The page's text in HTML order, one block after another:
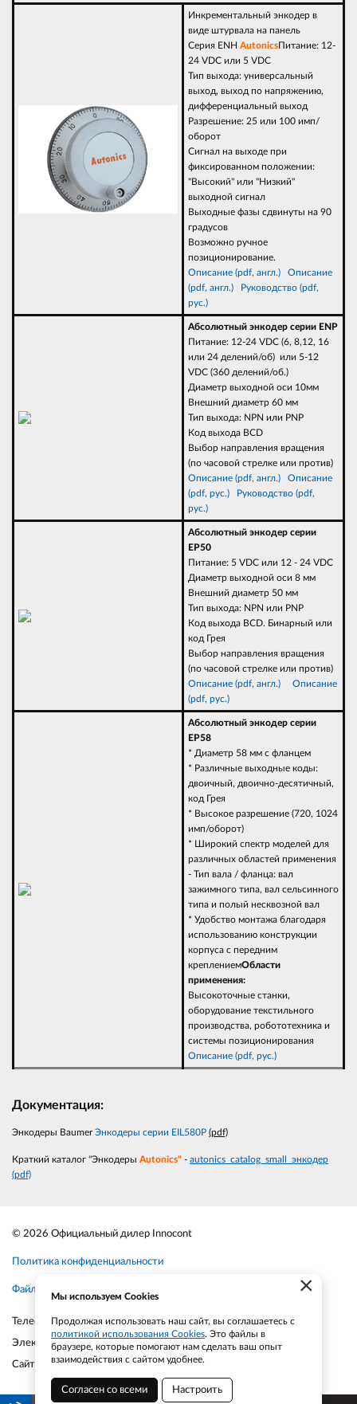
Инкрементальный энкодер в
виде штурвала на панель
Серия ENH AutonicsПитание: 12-
24 VDC или 5 VDC
Тип выхода: универсальный
выход, выход по напряжению,
дифференциальный выход
Разрешение: 25 или 100 имп/
оборот
Сигнал на выходе при
фиксированном положении:
"Высокий" или "Низкий"
выходной сигнал
Выходные фазы сдвинуты на 90
градусов
Возможно ручное
позиционирование.
Описание (pdf, англ.)
Описание
(pdf, англ.)
Руководство (pdf,
рус.)
Абсолютный энкодер серии ENP
Питание: 12-24 VDC (6, 8,12, 16
или 24 делений/об) или 5-12
VDC (360 делений/об.)
Диаметр выходной оси 10мм
Внешний диаметр 60 мм
Тип выхода: NPN или PNP
Код выхода BCD
Выбор направления вращения
(по часовой стрелке или против)
Описание (pdf, англ.)
Описание
(pdf, рус.)
Руководство (pdf,
рус.)
Абсолютный энкодер серии
EP50
Питание: 5 VDC или 12 - 24 VDC
Диаметр выходной оси 8 мм
Внешний диаметр 50 мм
Тип выхода: NPN или PNP
Код выхода BCD. Бинарный или
код Грея
Выбор направления вращения
(по часовой стрелке или против)
Описание (pdf, англ.)
Описание
(pdf, рус.)
Абсолютный энкодер серии
EP58
* Диаметр 58 мм с фланцем
* Различные выходные коды:
двоичный, двоично-десятичный,
код Грея
* Высокое разрешение (720, 1024
имп/оборот)
* Широкий спектр моделей для
различных областей применения
- Тип вала / фланца: вал
зажимного типа, вал сельсинного
типа и полый несквозной вал
* Удобство монтажа благодаря
использованию конструкции
корпуса с передним
креплениемОбласти
применения:
Высокоточные станки,
оборудование текстильного
производства, робототехника и
системы позиционирования
Описание (pdf, рус.)
Документация:
Энкодеры BaumerЭнкодеры серии EIL580P (pdf)
Краткий каталог "Энкодеры Autonics" - autonics_catalog_small_энкодер
(pdf)
© 2026 Официальный дилер Innocont
Политика конфиденциальности
Файлы cookie
Телефон:+7-903-935-6690
Электронная почта: smt21@bk.ru
Сайт: smt21.ru
×
Мы используем Cookies
Продолжая использовать наш сайт, вы соглашаетесь с
политикой использования Cookies. Это файлы в
браузере, которые помогают нам сделать ваш опыт
взаимодействия с сайтом удобнее.
Согласен со всеми Настроить